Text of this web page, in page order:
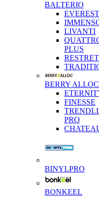
BALTERIO
EVEREST
LIVANTI
PLUS
BERRY ALLOC
FINESSE
PRO
BINYLPRO
BONKEEL